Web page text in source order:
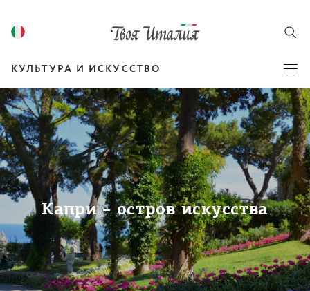
КУЛЬТУРА И ИСКУССТВО
Капри – остров искусства